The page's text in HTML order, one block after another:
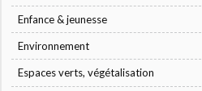
Enfance & jeunesse
Environnement
Espaces verts, végétalisation